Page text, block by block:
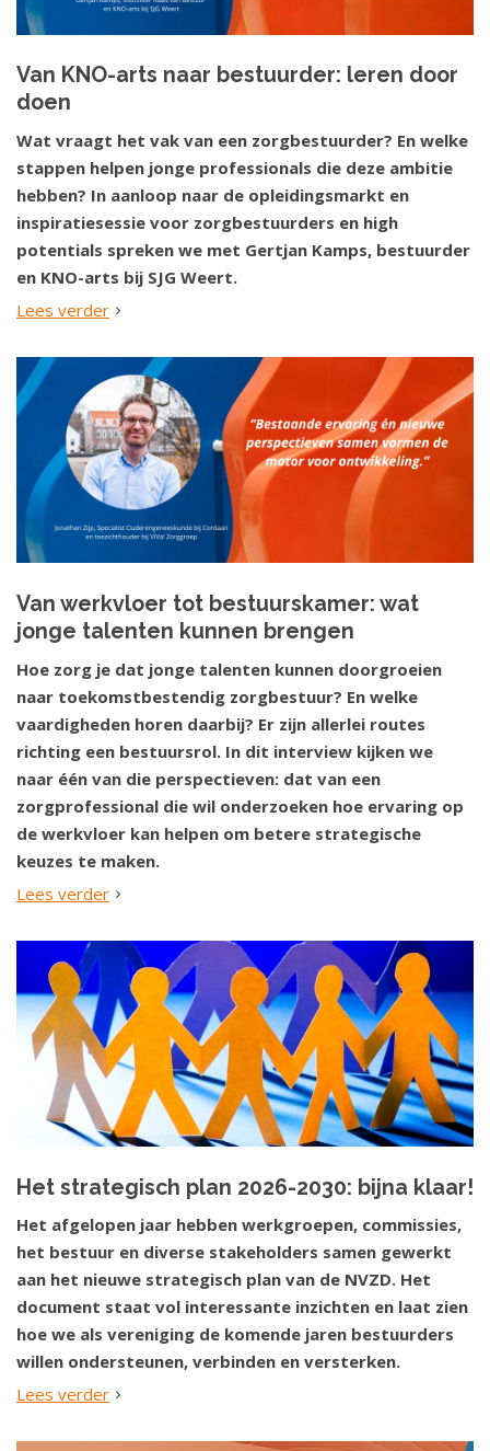
Van KNO-arts naar bestuurder: leren door
doen
Wat vraagt het vak van een zorgbestuurder? En welke
stappen helpen jonge professionals die deze ambitie
hebben? In aanloop naar de opleidingsmarkt en
inspiratiesessie voor zorgbestuurders en high
potentials spreken we met Gertjan Kamps, bestuurder
en KNO-arts bij SJG Weert.
Lees verder
Van werkvloer tot bestuurskamer: wat
jonge talenten kunnen brengen
Hoe zorg je dat jonge talenten kunnen doorgroeien
naar toekomstbestendig zorgbestuur? En welke
vaardigheden horen daarbij? Er zijn allerlei routes
richting een bestuursrol. In dit interview kijken we
naar één van die perspectieven: dat van een
zorgprofessional die wil onderzoeken hoe ervaring op
de werkvloer kan helpen om betere strategische
keuzes te maken.
Lees verder
Het strategisch plan 2026-2030: bijna klaar!
Het afgelopen jaar hebben werkgroepen, commissies,
het bestuur en diverse stakeholders samen gewerkt
aan het nieuwe strategisch plan van de NVZD. Het
document staat vol interessante inzichten en laat zien
hoe we als vereniging de komende jaren bestuurders
willen ondersteunen, verbinden en versterken.
Lees verder